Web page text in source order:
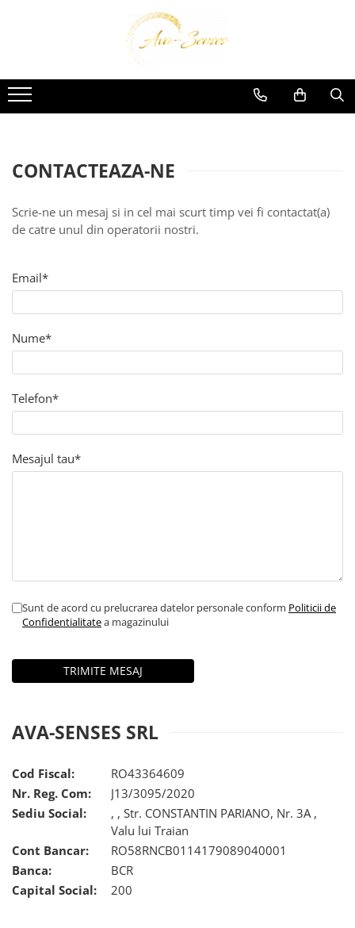
INGRIJIRE SI FRUMUSETE
Ingrijire Corporala
CONTACTEAZA-NE
Scrie-ne un mesaj si in cel mai scurt timp vei fi contactat(a)
de catre unul din operatorii nostri.
Email*
Nume*
Telefon*
Mesajul tau*
Sunt de acord cu prelucrarea datelor personale conform Politicii de
Confidentialitatea magazinului
AVA-SENSES SRL
Cod Fiscal:
RO43364609
Nr. Reg. Com:
J13/3095/2020
Sediu Social:
, , Str. CONSTANTIN PARIANO, Nr. 3A ,
Valu lui Traian
Cont Bancar:
RO58RNCB0114179089040001
Banca:
BCR
Capital Social:
200